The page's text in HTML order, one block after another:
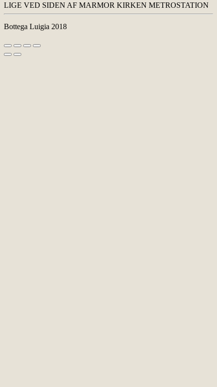
LIGE VED SIDEN AF MARMOR KIRKEN METROSTATION
Bottega Luigia 2018